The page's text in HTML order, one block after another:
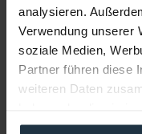
analysieren.
Verwendung unserer
soziale Medien,
Partner führen diese
weiteren Daten
gesammelt haben.
Micro-
-16%